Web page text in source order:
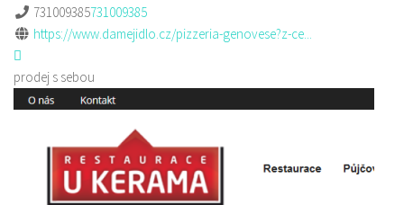
731009385731009385
https://www.damejidlo.cz/pizzeria-genovese?z-ce...
prodej s sebou